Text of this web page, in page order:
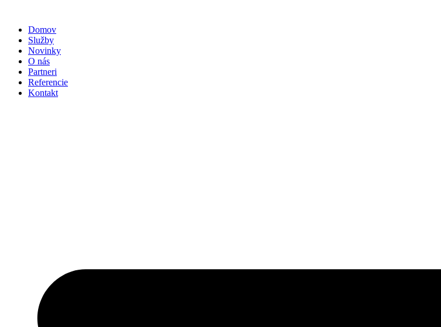
obsah
Domov
Služby
Novinky
O nás
Partneri
Referencie
Kontakt